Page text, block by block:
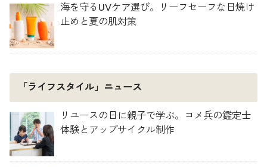
海を守るUVケア選び。リーフセーフな日焼け
止めと夏の肌対策
「ライフスタイル」ニュース
リユースの日に親子で学ぶ。コメ兵の鑑定士
体験とアップサイクル制作